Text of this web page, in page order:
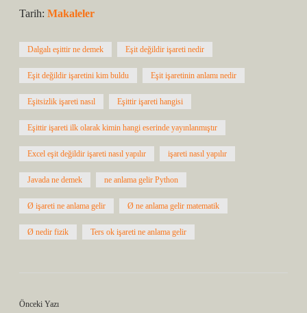
Tarih: Makaleler
Dalgalı eşittir ne demek Eşit değildir işareti nedir
Eşit değildir işaretini kim buldu Eşit işaretinin anlamı nedir
Eşitsizlik işareti nasıl Eşittir işareti hangisi
Eşittir işareti ilk olarak kimin hangi eserinde yayınlanmıştır
Excel eşit değildir işareti nasıl yapılır işareti nasıl yapılır
Javada ne demek ne anlama gelir Python
Ø işareti ne anlama gelir Ø ne anlama gelir matematik
Ø nedir fizik Ters ok işareti ne anlama gelir
Önceki Yazı